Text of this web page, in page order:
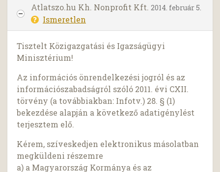
Atlatszo.hu Kh. Nonprofit Kft. 2014. február 5.
Ismeretlen
Tisztelt Közigazgatási és Igazságügyi
Minisztérium!
Az információs önrendelkezési jogról és az
információszabadságról szóló 2011. évi CXII.
törvény (a továbbiakban: Infotv.) 28. § (1)
bekezdése alapján a következő adatigénylést
terjesztem elő.
Kérem, szíveskedjen elektronikus másolatban
megküldeni részemre
a) a Magyarország Kormánya és az